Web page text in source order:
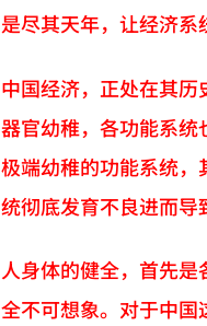
是尽其天年，让经济系
中国经济，正处在其
器官幼稚，各功能系
极端幼稚的功能系统
统彻底发育不良进而导
人身体的健全，首先
全不可想象。对于中国